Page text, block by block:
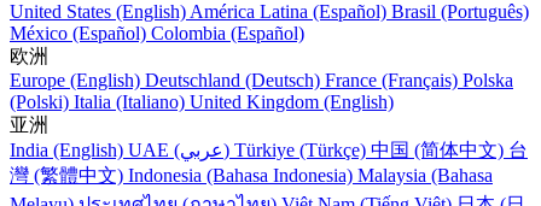
United States (English) América Latina (Español) Brasil (Português)
México (Español) Colombia (Español)
欧洲
Europe (English) Deutschland (Deutsch) France (Français) Polska
(Polski) Italia (Italiano) United Kingdom (English)
亚洲
India (English)
UAE (عربي) Türkiye (Türkçe) 中国 (简体中文) 台
灣 (繁體中文) Indonesia (Bahasa Indonesia) Malaysia (Bahasa